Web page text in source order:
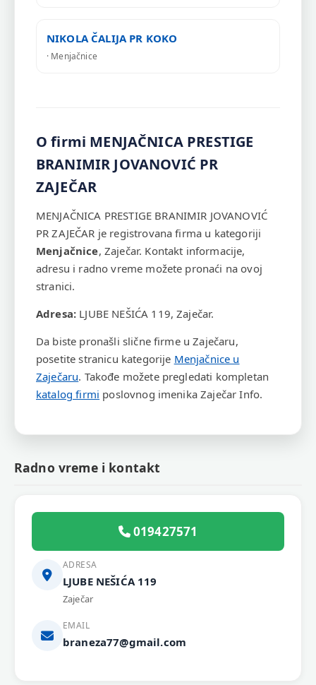
NIKOLA ČALIJA PR KOKO
· Menjačnice
O firmi MENJAČNICA PRESTIGE
BRANIMIR JOVANOVIĆ PR
ZAJEČAR
MENJAČNICA PRESTIGE BRANIMIR JOVANOVIĆ
PR ZAJEČAR je registrovana firma u kategoriji
Menjačnice, Zaječar. Kontakt informacije,
adresu i radno vreme možete pronaći na ovoj
stranici.
Adresa: LJUBE NEŠIĆA 119, Zaječar.
Da biste pronašli slične firme u Zaječaru,
posetite stranicu kategorije Menjačnice u
Zaječaru. Takođe možete pregledati kompletan
katalog firmi poslovnog imenika Zaječar Info.
Radno vreme i kontakt
019427571
ADRESA
LJUBE NEŠIĆA 119
Zaječar
EMAIL
braneza77@gmail.com